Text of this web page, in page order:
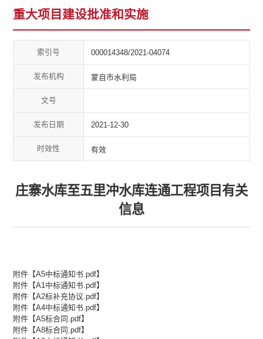
重大项目建设批准和实施
索引号 000014348/2021-04074
发布机构 蒙自市水利局
文号
发布日期 2021-12-30
时效性 有效
庄寨水库至五里冲水库连通工程项目有关
信息
附件【A5中标通知书.pdf】
附件【A1中标通知书.pdf】
附件【A2标补充协议.pdf】
附件【A4中标通知书.pdf】
附件【A5标合同.pdf】
附件【A8标合同.pdf】